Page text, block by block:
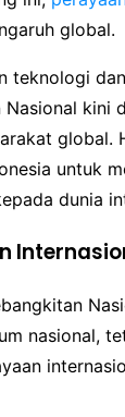
global.
teknologi
Nasional kini
global.
untuk
dunia
nasional,